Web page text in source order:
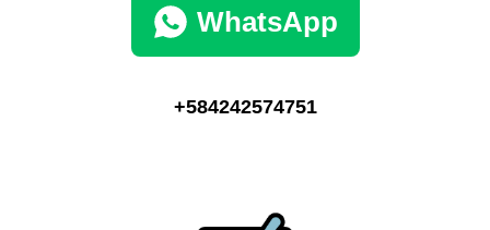
WhatsApp
+584242574751